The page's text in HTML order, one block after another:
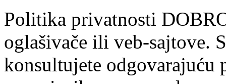
Politika privatnosti
oglašivače ili veb-sajtove.
konsultujete